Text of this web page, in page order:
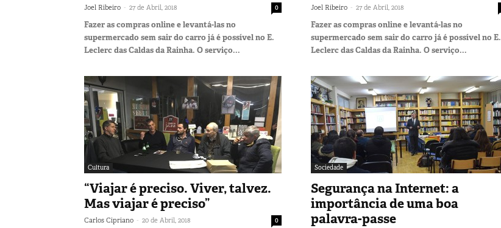
Joel Ribeiro - 27 de Abril, 2018 0
Fazer as compras online e levantá-las no
supermercado sem sair do carro já é possível no E.
Leclerc das Caldas da Rainha. O serviço...
Joel Ribeiro - 27 de Abril, 2018
Fazer as compras online e levantá-las no
supermercado sem sair do carro já é possível no E.
Leclerc das Caldas da Rainha. O serviço...
Cultura
“Viajar é preciso. Viver, talvez.
Mas viajar é preciso”
Carlos Cipriano - 20 de Abril, 2018 0
Sociedade
Segurança na Internet: a
importância de uma boa
palavra-passe